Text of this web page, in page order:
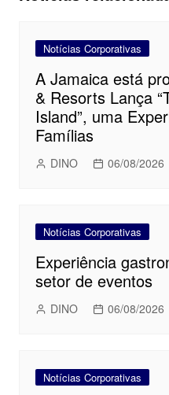
Notícias Corporativas
A Jamaica está
& Resorts Lança
Island”, uma
Famílias
DINO 06/08/2026
Notícias Corporativas
Experiência
setor de eventos
DINO 06/08/2026
Notícias Corporativas